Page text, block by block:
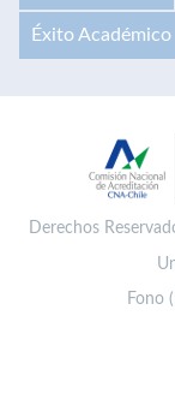
Éxito Académico
Derechos
Fono